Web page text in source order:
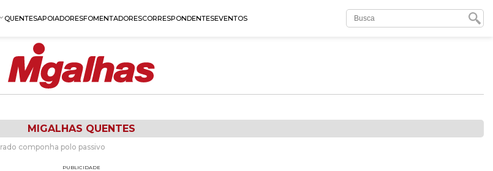
QUENTESAPOIADORESFOMENTADORESCORRESPONDENTESEVENTOS
MIGALHAS QUENTES
componha polo passivo
PUBLICIDADE